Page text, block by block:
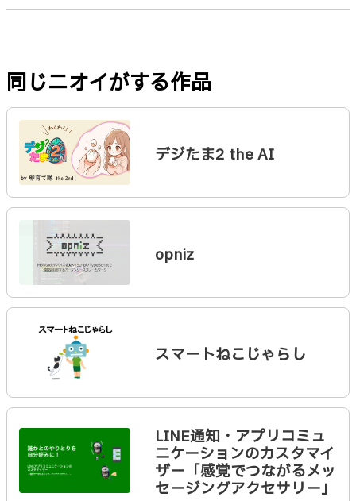
同じニオイがする作品
デジたま2 the AI
opniz
スマートねこじゃらし
LINE通知・アプリコミュ
ニケーションのカスタマイ
ザー「感覚でつながるメッ
セージングアクセサリー」